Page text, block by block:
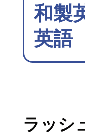
和製
英語
ラッシ